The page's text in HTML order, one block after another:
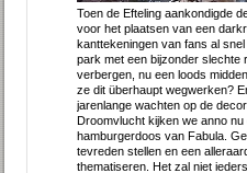
Toen de Efteling aankondigde
voor het plaatsen van een
kanttekeningen van fans al
park met een bijzonder slechte
verbergen, nu een loods
ze dit überhaupt wegwerken?
jarenlange wachten op de
Droomvlucht kijken we anno
hamburgerdoos van Fabula.
tevreden stellen en een
thematiseren. Het zal niet